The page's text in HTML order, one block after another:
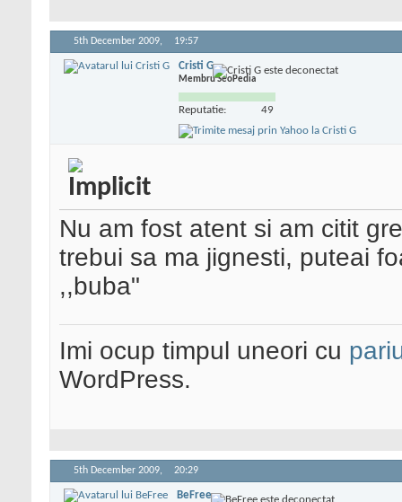
5th December 2009, 19:57
Cristi G
Membru SeoPedia
Reputatie: 49
Nu am fost atent si am citit
trebui sa ma jignesti, puteai
,,buba"
Imi ocup timpul uneori cu
WordPress.
5th December 2009, 20:29
BeFree